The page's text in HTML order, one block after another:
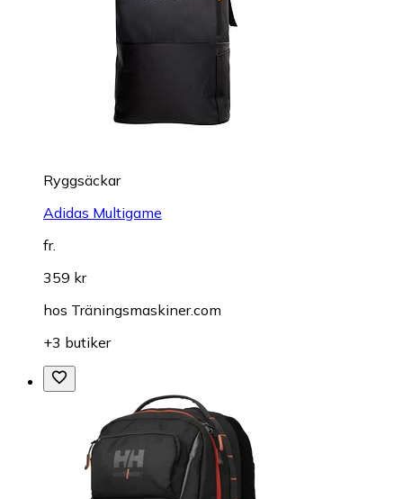
Ryggsäckar
Adidas Multigame
fr.
359 kr
hos Träningsmaskiner.com
+3 butiker